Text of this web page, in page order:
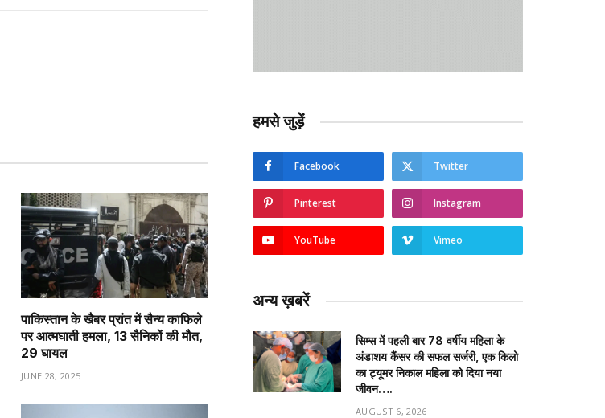
पाकिस्तान के खैबर प्रांत में सैन्य काफिले
पर आत्मघाती हमला, 13 सैनिकों की मौत,
29 घायल
JUNE 28, 2025
हमसे जुड़ें
Facebook Twitter
Pinterest Instagram
YouTube Vimeo
अन्य ख़बरें
सिम्स में पहली बार 78 वर्षीय महिला के
अंडाशय कैंसर की सफल सर्जरी, एक किलो
का ट्यूमर निकाल महिला को दिया नया
जीवन….
AUGUST 6, 2026